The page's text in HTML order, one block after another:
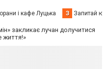
і кафе Луцька З Запитай
закликає лучан долучитися
життя!»